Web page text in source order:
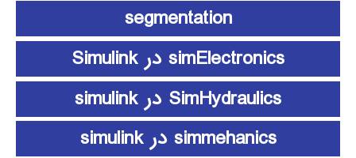
segmentation
simElectronics در Simulink
SimHydraulics در simulink
simmehanics در simulink